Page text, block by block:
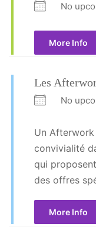
No
More Info
Les
No
Un
convivialité
qui
des offres
More Info